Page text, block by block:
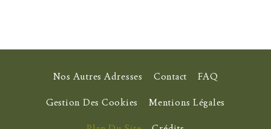
Nos Autres Adresses Contact FAQ
Gestion Des Cookies Mentions Légales